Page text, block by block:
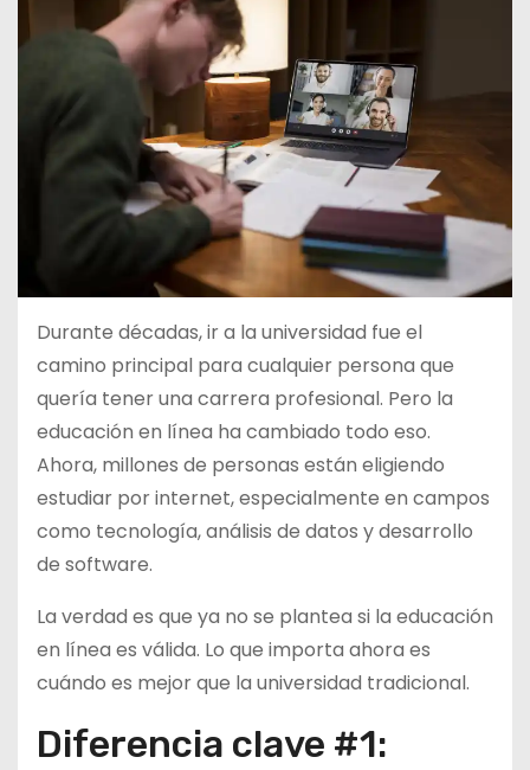
Durante décadas, ir a la universidad fue el
camino principal para cualquier persona que
quería tener una carrera profesional. Pero la
educación en línea ha cambiado todo eso.
Ahora, millones de personas están eligiendo
estudiar por internet, especialmente en campos
como tecnología, análisis de datos y desarrollo
de software.
La verdad es que ya no se plantea si la educación
en línea es válida. Lo que importa ahora es
cuándo es mejor que la universidad tradicional.
Diferencia clave #1: